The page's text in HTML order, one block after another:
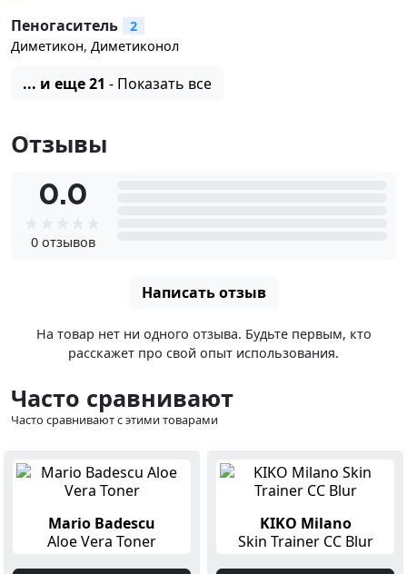
Пеногаситель
2
Диметикон, Диметиконол
... и еще 21 - Показать все
Отзывы
0.0
0 отзывов
Написать отзыв
На товар нет ни одного отзыва. Будьте первым, кто
расскажет про свой опыт использования.
Часто сравнивают
Часто сравнивают с этими товарами
Mario Badescu
Aloe Vera Toner
KIKO Milano
Skin Trainer CC Blur